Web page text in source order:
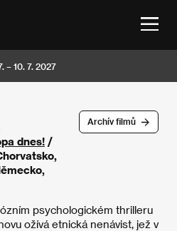
– 10. 7. 2027
Archív filmů
dnes! /
psychologickém thrilleru
ožívá etnická nenávist, jež v